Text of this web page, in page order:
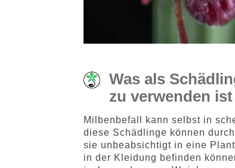
Was als
zu verwenden ist
Milbenbefall kann selbst in
diese Schädlinge können
sie unbeabsichtigt in eine
in der Kleidung befinden